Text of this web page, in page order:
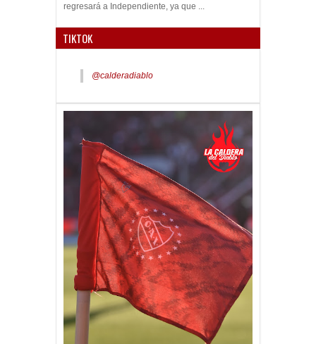
regresará a Independiente, ya que ...
TIKTOK
@calderadiablo